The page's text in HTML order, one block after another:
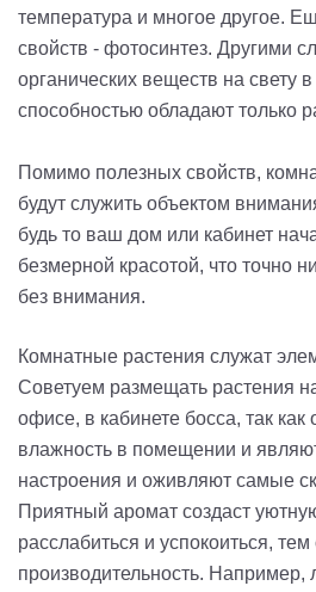
температура и многое другое.
свойств - фотосинтез. Другими
органических веществ на свету
способностью обладают только
Помимо полезных свойств,
будут служить объектом
будь то ваш дом или кабинет
безмерной красотой, что точно
без внимания.
Комнатные растения служат
Советуем размещать растения
офисе, в кабинете босса, так как
влажность в помещении и
настроения и оживляют самые
Приятный аромат создаст
расслабиться и успокоиться,
производительность.